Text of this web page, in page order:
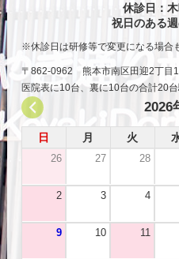
休診日：
祝日のある
休診日は研修等で変更になる場合
〒862-0962 熊本市南区田迎2丁目
医院表に10台、裏に10台の合計20
2026
日 月 火
26 27 28
2 3 4
9 10 11